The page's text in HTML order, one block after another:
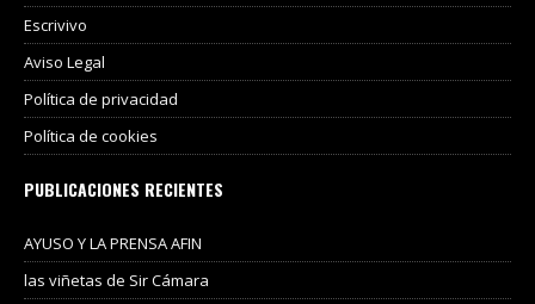
Escrivivo
Aviso Legal
Política de privacidad
Política de cookies
PUBLICACIONES RECIENTES
AYUSO Y LA PRENSA AFIN
las viñetas de Sir Cámara